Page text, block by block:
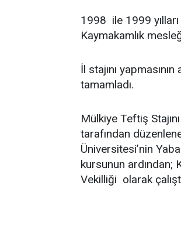
1998 ile 1999
Kaymakamlık
İl stajını
tamamladı.
Mülkiye Teftiş
tarafından
Üniversitesi’nin
kursunun ardından;
Vekilliği olarak